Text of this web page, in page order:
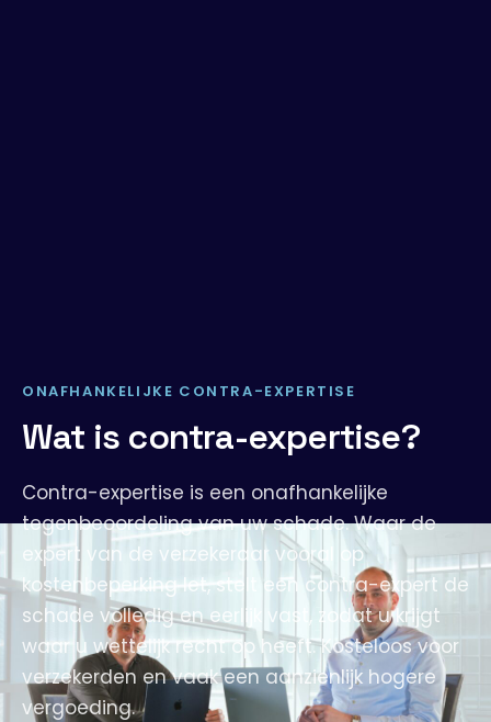
ONAFHANKELIJKE CONTRA-EXPERTISE
Wat is contra-expertise?
Contra-expertise is een onafhankelijke
tegenbeoordeling van uw schade. Waar de
expert van de verzekeraar vooral op
kostenbeperking let, stelt een contra-expert de
schade volledig en eerlijk vast, zodat u krijgt
waar u wettelijk recht op heeft. Kosteloos voor
verzekerden en vaak een aanzienlijk hogere
vergoeding.